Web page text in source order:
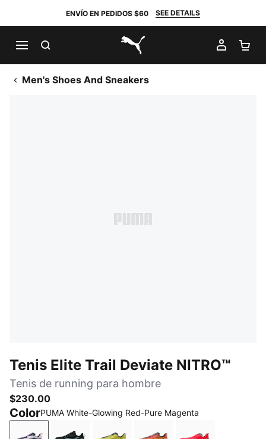
ENVÍO EN PEDIDOS $60 SEE DETAILS
PUMA.com
MI
Men's Shoes And Sneakers
Tenis Elite Trail Deviate NITRO™
Tenis de running para hombre
$230.00
ColorPUMA White-Glowing Red-Pure Magenta